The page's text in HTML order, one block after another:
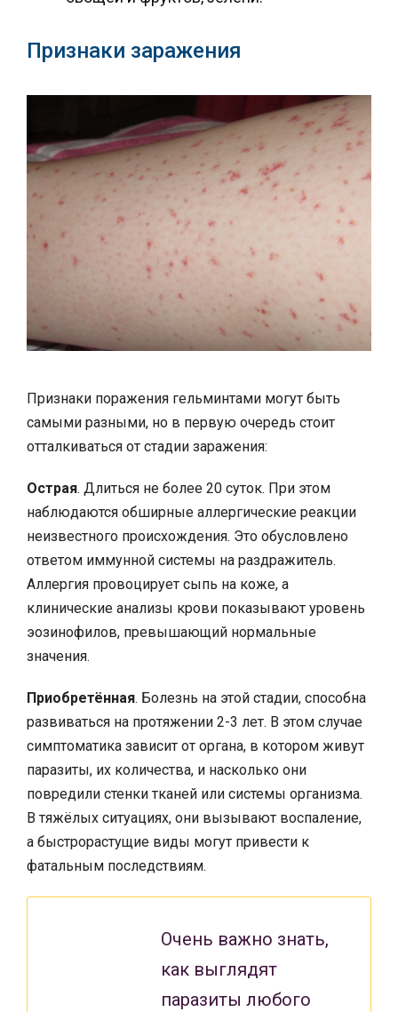
Признаки заражения
Признаки поражения гельминтами могут быть
самыми разными, но в первую очередь стоит
отталкиваться от стадии заражения:
Острая. Длиться не более 20 суток. При этом
наблюдаются обширные аллергические реакции
неизвестного происхождения. Это обусловлено
ответом иммунной системы на раздражитель.
Аллергия провоцирует сыпь на коже, а
клинические анализы крови показывают уровень
эозинофилов, превышающий нормальные
значения.
Приобретённая. Болезнь на этой стадии, способна
развиваться на протяжении 2-3 лет. В этом случае
симптоматика зависит от органа, в котором живут
паразиты, их количества, и насколько они
повредили стенки тканей или системы организма.
В тяжёлых ситуациях, они вызывают воспаление,
а быстрорастущие виды могут привести к
фатальным последствиям.
Очень важно знать,
как выглядят
паразиты любого